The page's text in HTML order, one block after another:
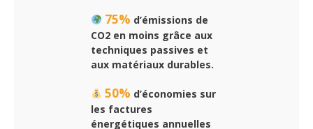
75% d’émissions de
CO2 en moins grâce aux
techniques passives et
aux matériaux durables.
50% d’économies sur
les factures
énergétiques annuelles